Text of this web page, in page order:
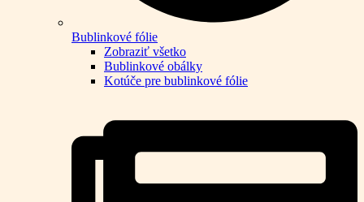
Bublinkové fólie
Zobraziť všetko
Bublinkové obálky
Kotúče pre bublinkové fólie